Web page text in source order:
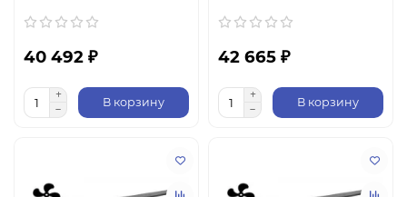
40 492 ₽
В корзину
42 665 ₽
В корзину